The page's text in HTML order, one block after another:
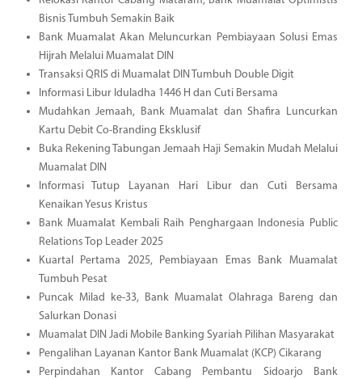
Bisnis Tumbuh Semakin Baik
Bank Muamalat Akan Meluncurkan Pembiayaan Solusi Emas
Hijrah Melalui Muamalat DIN
Transaksi QRIS di Muamalat DIN Tumbuh Double Digit
Informasi Libur Iduladha 1446 H dan Cuti Bersama
Mudahkan Jemaah, Bank Muamalat dan Shafira Luncurkan
Kartu Debit Co-Branding Eksklusif
Buka Rekening Tabungan Jemaah Haji Semakin Mudah Melalui
Muamalat DIN
Informasi Tutup Layanan Hari Libur dan Cuti Bersama
Kenaikan Yesus Kristus
Bank Muamalat Kembali Raih Penghargaan Indonesia Public
Relations Top Leader 2025
Kuartal Pertama 2025, Pembiayaan Emas Bank Muamalat
Tumbuh Pesat
Puncak Milad ke-33, Bank Muamalat Olahraga Bareng dan
Salurkan Donasi
Muamalat DIN Jadi Mobile Banking Syariah Pilihan Masyarakat
Pengalihan Layanan Kantor Bank Muamalat (KCP) Cikarang
Perpindahan Kantor Cabang Pembantu Sidoarjo Bank